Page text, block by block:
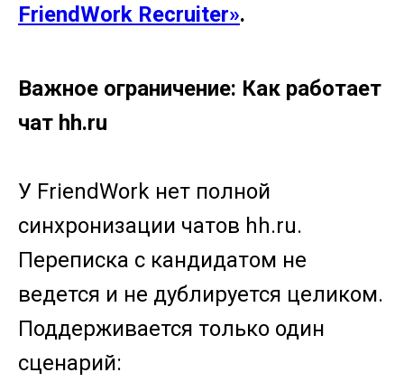
FriendWork Recruiter».
Важное ограничение: Как работает
чат hh.ru
У FriendWork нет полной
синхронизации чатов hh.ru.
Переписка с кандидатом не
ведется и не дублируется целиком.
Поддерживается только один
сценарий: